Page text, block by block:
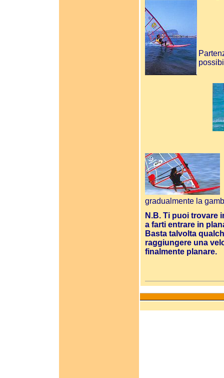
gradualmente la
N.B. Ti puoi trovare
a farti entrare in
Basta talvolta
raggiungere una
finalmente planare.